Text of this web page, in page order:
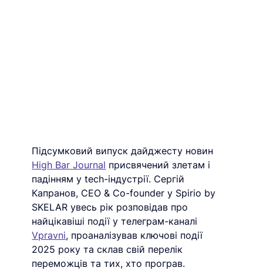
Підсумковий випуск дайджесту новин
High Bar Journal присвячений злетам і
падінням у tech-індустрії. Сергій
Капранов, CEO & Co-founder у Spirio by
SKELAR увесь рік розповідав про
найцікавіші події у телеграм-каналі
Vpravni, проаналізував ключові події
2025 року та склав свій перелік
переможців та тих, хто програв.